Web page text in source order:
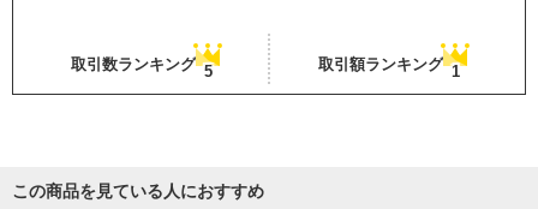
取引数ランキング 5 取引額ランキング 1
この商品を見ている人におすすめ